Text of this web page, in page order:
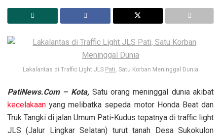
Lakalantas di Traffic Light JLS Pati, Satu Korban Meninggal Dunia
PatiNews.Com – Kota,Satu orang meninggal dunia akibat
kecelakaan yang melibatka sepeda motor Honda Beat dan
Truk Tangki di jalan Umum Pati-Kudus tepatnya di traffic light
JLS (Jalur Lingkar Selatan) turut tanah Desa Sukokulon